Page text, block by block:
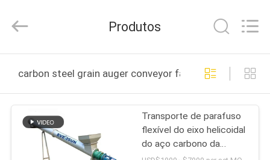
PRODUTOS
SHOW
(Henan)
Rights
Produtos
carbon steel grain auger conveyor fabricação online
Transporte de parafuso
flexível do eixo helicoidal
do aço carbono da
grande capacidade